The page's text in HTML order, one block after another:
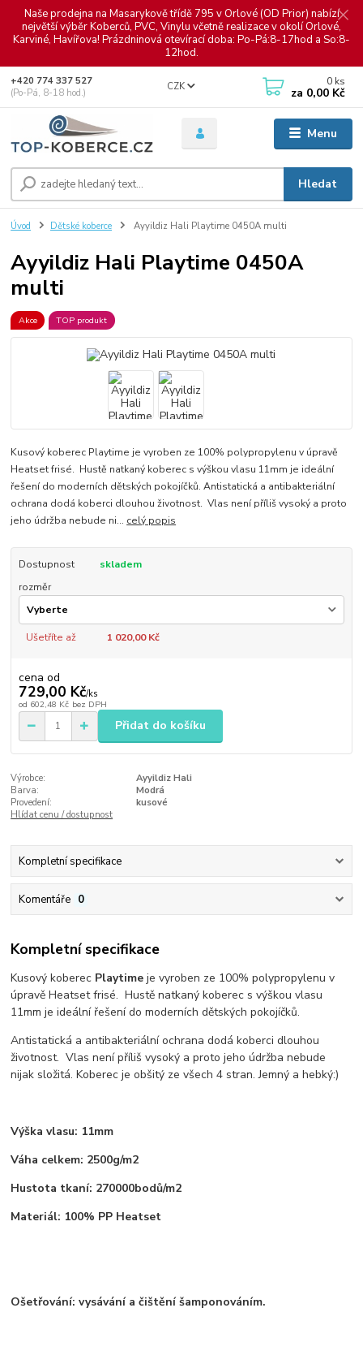
Naše prodejna na Masarykově třídě 795 v Orlové (OD Prior) nabízí
největší výběr Koberců, PVC, Vinylu včetně realizace v okolí Orlové,
Karviné, Havířova! Prázdninová otevírací doba: Po-Pá:8-17hod a So:8-
12hod.
Menu
CZK
Hledat
+420 774 337 527
(Po-Pá, 8-18 hod.)
0 ks
za 0,00 Kč
Úvod Dětské koberce Ayyildiz Hali Playtime 0450A multi
Ayyildiz Hali Playtime 0450A
multi
Akce TOP produkt
Kusový koberec Playtime je vyroben ze 100% polypropylenu v úpravě
Heatset frisé. Hustě natkaný koberec s výškou vlasu 11mm je ideální
řešení do moderních dětských pokojíčků. Antistatická a antibakteriální
ochrana dodá koberci dlouhou životnost. Vlas není příliš vysoký a proto
jeho údržba nebude ni... celý popis
Dostupnost
skladem
rozměr
Ušetříte až 1 020,00 Kč
cena od
729,00 Kč/ks
od 602,48 Kč bez DPH
Přidat do košíku
Výrobce:
Ayyildiz Hali
Barva:
Modrá
Provedení:
kusové
Hlídat cenu / dostupnost
Kompletní specifikace
Komentáře 0
Kompletní specifikace
Kusový koberec Playtime je vyroben ze 100% polypropylenu v
úpravě Heatset frisé. Hustě natkaný koberec s výškou vlasu
11mm je ideální řešení do moderních dětských pokojíčků.
Antistatická a antibakteriální ochrana dodá koberci dlouhou
životnost. Vlas není příliš vysoký a proto jeho údržba nebude
nijak složitá. Koberec je obšitý ze všech 4 stran. Jemný a hebký:)
Výška vlasu: 11mm
Váha celkem: 2500g/m2
Hustota tkaní: 270000bodů/m2
Materiál: 100% PP Heatset
Ošetřování: vysávání a čištění šamponováním.